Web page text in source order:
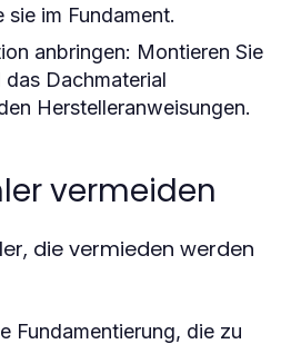
sie im Fundament.
anbringen: Montieren Sie
das Dachmaterial
Herstelleranweisungen.
vermeiden
die vermieden werden
Fundamentierung, die zu